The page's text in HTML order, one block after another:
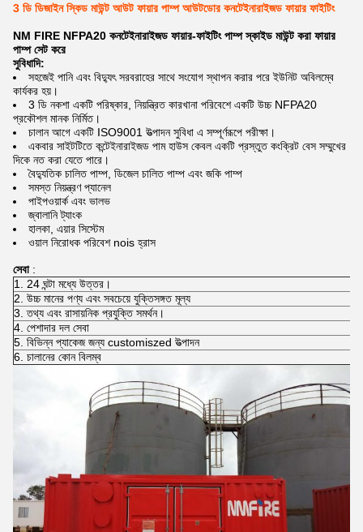
3 ডি ডিজাইন স্কিড মাউন্ট আউট ফায়ার পাম্প আউটডোর কনটেইনারাইজড ফায়ার ফাইটিং
NM FIRE NFPA20 কনটেইনারাইজড ফায়ার-ফাইটিং পাম্প স্কাইড মাউন্ট করা ফায়ার
পাম্প সেট করে
সুবিধাদি:
সহজেই পানি এবং বিদ্যুৎ সরবরাহের সাথে সংযোগ স্থাপন করার পরে ইউনিট অবিলম্বে
কার্যকর হয়।
3 ডি নকশা একটি পরিষ্কার, নিয়ন্ত্রিত কারখানা পরিবেশে একটি উচ্চ NFPA20
প্রকৌশল মানক নির্মিত।
চালান আগে একটি ISO9001 উত্পাদন সুবিধা এ সম্পূর্ণরূপে পরীক্ষা।
একবার সাইটটিতে কন্টেইনারাইজড পাম হাউস কেবল একটি প্রস্তুত কংক্রিট বেস সম্মুখের
দিকে নত করা যেতে পারে।
বৈদ্যুতিক চালিত পাম্প, ডিজেল চালিত পাম্প এবং জকি পাম্প
সমস্ত নিয়ন্ত্রণ প্যানেল
পাইপওয়ার্ক এবং ভালভ
জ্বালানি ট্যাংক
হালকা, এয়ার সিস্টেম
ওয়াল নিরোধক পরিবেশ nois হ্রাস
সেবা:
1. 24 ঘন্টা মধ্যে উত্তর।
2. উচ্চ মানের পণ্য এবং সবচেয়ে যুক্তিসঙ্গত মূল্য
3. তথ্য এবং রাসায়নিক প্রযুক্তি সমর্থন।
4. পেশাদার দল সেবা
5. বিভিন্ন প্যাকেজ জন্য customiszed উত্পাদন
6. চালানের কোন বিলম্ব